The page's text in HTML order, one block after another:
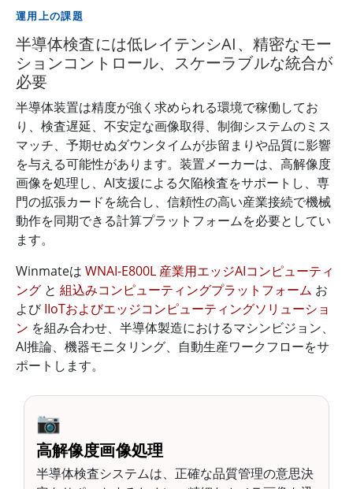
運用上の課題
半導体検査には低レイテンシAI、精密なモー
ションコントロール、スケーラブルな統合が
必要
半導体装置は精度が強く求められる環境で稼働してお
り、検査遅延、不安定な画像取得、制御システムのミス
マッチ、予期せぬダウンタイムが歩留まりや品質に影響
を与える可能性があります。装置メーカーは、高解像度
画像を処理し、AI支援による欠陥検査をサポートし、専
門の拡張カードを統合し、信頼性の高い産業接続で機械
動作を同期できる計算プラットフォームを必要としてい
ます。
Winmateは WNAI-E800L 産業用エッジAIコンピューティ
ング と 組込みコンピューティングプラットフォーム お
よびIIoTおよびエッジコンピューティングソリューショ
ン を組み合わせ、半導体製造におけるマシンビジョン、
AI推論、機器モニタリング、自動生産ワークフローをサ
ポートします。
📷
高解像度画像処理
半導体検査システムは、正確な品質管理の意思決